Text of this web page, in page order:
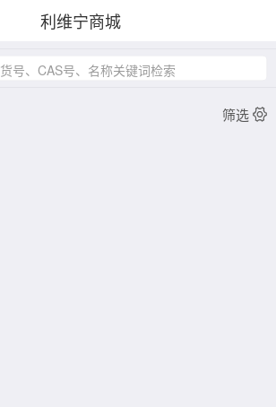
利维宁商城
货号、CAS号、名称关键词检索
筛选